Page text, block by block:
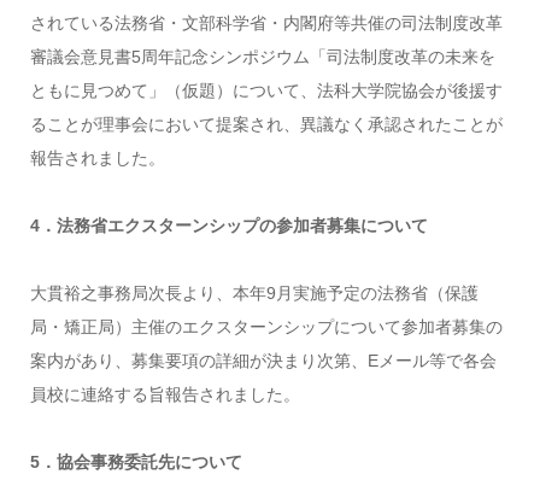
されている法務省・文部科学省・内閣府等共催の司法制度改革
審議会意見書5周年記念シンポジウム「司法制度改革の未来を
ともに見つめて」（仮題）について、法科大学院協会が後援す
ることが理事会において提案され、異議なく承認されたことが
報告されました。
4．法務省エクスターンシップの参加者募集について
大貫裕之事務局次長より、本年9月実施予定の法務省（保護
局・矯正局）主催のエクスターンシップについて参加者募集の
案内があり、募集要項の詳細が決まり次第、Eメール等で各会
員校に連絡する旨報告されました。
5．協会事務委託先について